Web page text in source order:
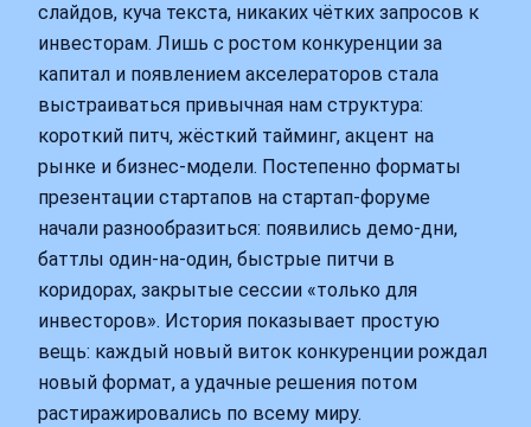
слайдов, куча текста, никаких чётких запросов к
инвесторам. Лишь с ростом конкуренции за
капитал и появлением акселераторов стала
выстраиваться привычная нам структура:
короткий питч, жёсткий тайминг, акцент на
рынке и бизнес-модели. Постепенно форматы
презентации стартапов на стартап-форуме
начали разнообразиться: появились демо-дни,
баттлы один-на-один, быстрые питчи в
коридорах, закрытые сессии «только для
инвесторов». История показывает простую
вещь: каждый новый виток конкуренции рождал
новый формат, а удачные решения потом
растиражировались по всему миру.